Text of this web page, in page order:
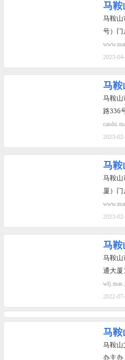
马鞍
马鞍山
号）门
2023-
马鞍
马鞍山
路336
2023-
马鞍
马鞍山
厦）门
2023-
马鞍
马鞍山
通大厦
2022-
马鞍
马鞍山
办主办